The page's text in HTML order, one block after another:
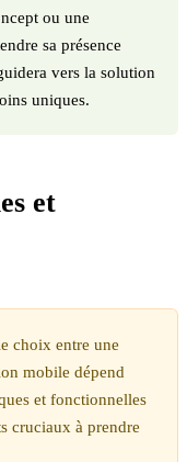
ou une
sa présence
vers la solution
uniques.
et
choix entre une
mobile dépend
et fonctionnelles
cruciaux à prendre